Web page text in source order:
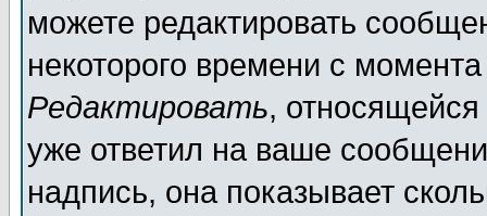
можете редактировать
некоторого времени с
Редактировать,
уже ответил на ваше
надпись, она показывает